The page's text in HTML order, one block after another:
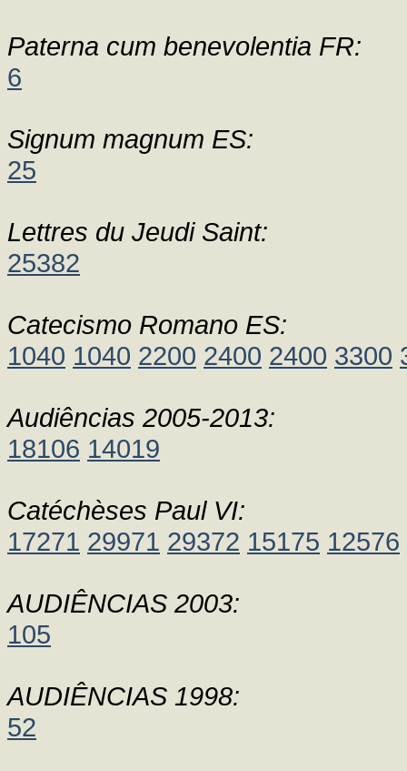
Paterna cum benevolentia FR:
6
Signum magnum ES:
25
Lettres du Jeudi Saint:
25382
Catecismo Romano ES:
1040 1040 2200 2400 2400 3300
Audiências 2005-2013:
18106 14019
Catéchèses Paul VI:
17271 29971 29372 15175 12576
AUDIÊNCIAS 2003:
105
AUDIÊNCIAS 1998:
52